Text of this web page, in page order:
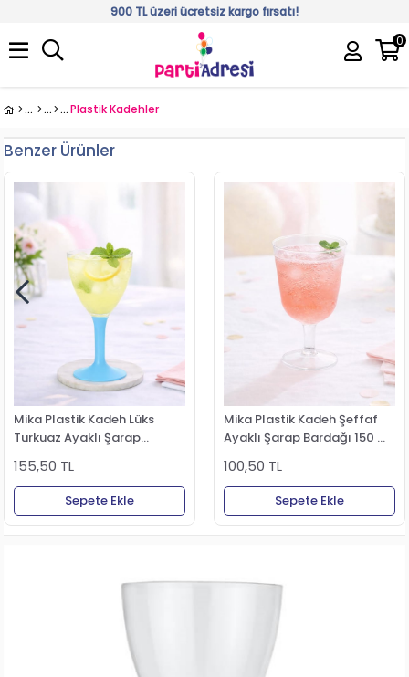
900 TL üzeri ücretsiz kargo fırsatı!
0
Üye Girişi
Plastik Kadehler
Benzer Ürünler
Mika Plastik Kadeh Lüks
Turkuaz Ayaklı Şarap
155,50 TL
Sepete Ekle
Mika Plastik Kadeh Şeffaf
Ayaklı Şarap Bardağı 150 ml
100,50 TL
Sepete Ekle